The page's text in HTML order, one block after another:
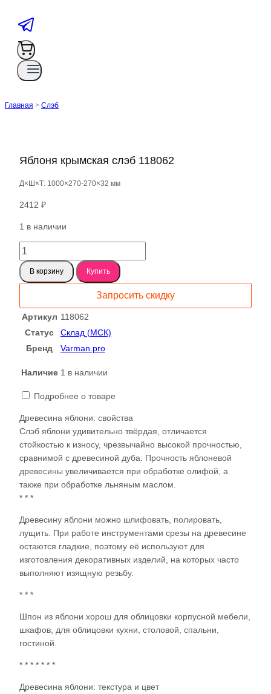
Главная > Слэб
Яблоня крымская слэб 118062
Д×Ш×Т: 1000×270-270×32 мм
2412 ₽
1 в наличии
Количество
товара
Яблоня
крымская
118062
В корзину Купить
Запросить скидку
Артикул 118062
Статус
Склад (МСК)
Бренд
Varman.pro
Наличие 1 в наличии
Подробнее о товаре
Древесина яблони: свойства
Слэб яблони удивительно твёрдая, отличается
стойкостью к износу, чрезвычайно высокой прочностью,
сравнимой с древесиной дуба. Прочность яблоневой
древесины увеличивается при обработке олифой, а
также при обработке льняным маслом.
* * *
Древесину яблони можно шлифовать, полировать,
лущить. При работе инструментами срезы на древесине
остаются гладкие, поэтому её используют для
изготовления декоративных изделий, на которых часто
выполняют изящную резьбу.
* * *
Шпон из яблони хорош для облицовки корпусной мебели,
шкафов, для облицовки кухни, столовой, спальни,
гостиной.
* * * * * * *
Древесина яблони: текстура и цвет